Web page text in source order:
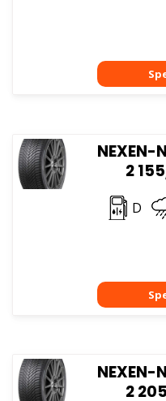
NEXEN-
2
D
NEXEN-
2